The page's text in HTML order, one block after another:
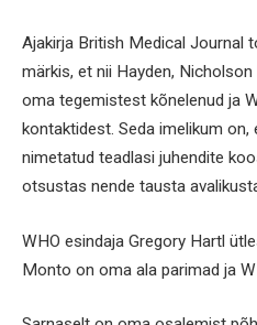
Ajakirja British Medical Journal
märkis, et nii Hayden,
oma tegemistest kõnelenud ja
kontaktidest. Seda imelikum
nimetatud teadlasi juhendite
otsustas nende tausta
WHO esindaja Gregory Hartl
Monto on oma ala parimad ja